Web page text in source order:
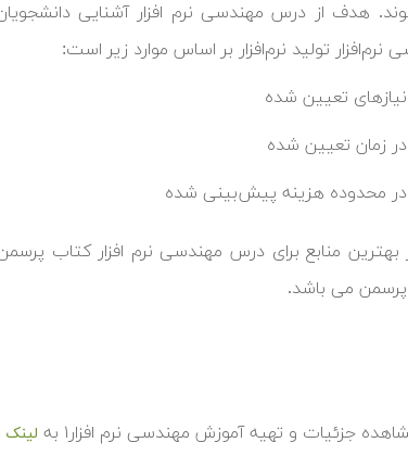
هدف از درس مهندسی نرم افزار آشنایی
نرم‌افزار تولید نرم‌افزار بر اساس موارد زیر است:
تعیین شده
زمان تعیین شده
در محدوده هزینه پیش‌بینی شده
بهترین منابع برای درس مهندسی نرم افزار کتاب
می باشد.
جزئیات و تهیه آموزش مهندسی نرم افزار۱ به لینک